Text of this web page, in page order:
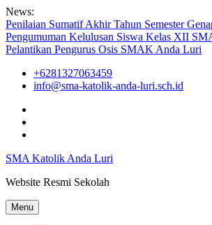
Skip
to
content
News:
Penilaian Sumatif Akhir Tahun Semester
Pengumuman Kelulusan Siswa Kelas XII
Pelantikan Pengurus Osis SMAK Anda Luri
+6281327063459
info@sma-katolik-anda-luri.sch.id
SMA Katolik Anda Luri
Website Resmi Sekolah
Menu